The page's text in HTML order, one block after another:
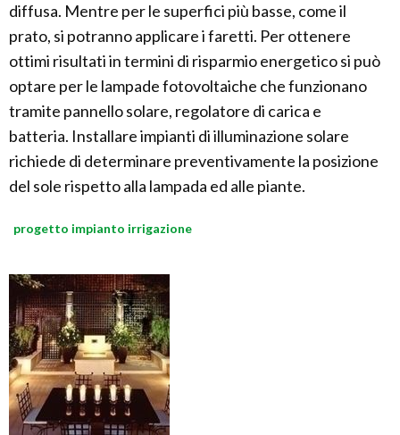
diffusa. Mentre per le superfici più basse, come il
prato, si potranno applicare i faretti. Per ottenere
ottimi risultati in termini di risparmio energetico si può
optare per le lampade fotovoltaiche che funzionano
tramite pannello solare, regolatore di carica e
batteria. Installare impianti di illuminazione solare
richiede di determinare preventivamente la posizione
del sole rispetto alla lampada ed alle piante.
progetto impianto irrigazione